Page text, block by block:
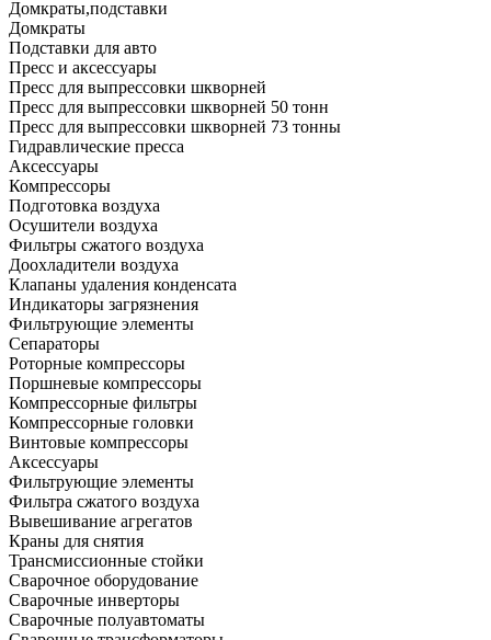
Домкраты,подставки
Домкраты
Подставки для авто
Пресс и аксессуары
Пресс для выпрессовки шкворней
Пресс для выпрессовки шкворней 50 тонн
Пресс для выпрессовки шкворней 73 тонны
Гидравлические пресса
Аксессуары
Компрессоры
Подготовка воздуха
Осушители воздуха
Фильтры сжатого воздуха
Доохладители воздуха
Клапаны удаления конденсата
Индикаторы загрязнения
Фильтрующие элементы
Сепараторы
Роторные компрессоры
Поршневые компрессоры
Компрессорные фильтры
Компрессорные головки
Винтовые компрессоры
Аксессуары
Фильтрующие элементы
Фильтра сжатого воздуха
Вывешивание агрегатов
Краны для снятия
Трансмиссионные стойки
Сварочное оборудование
Сварочные инверторы
Сварочные полуавтоматы